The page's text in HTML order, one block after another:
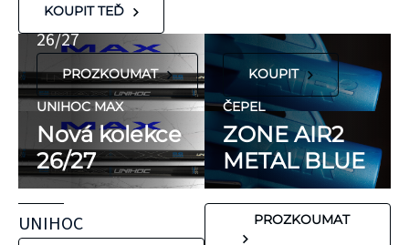
KOUPIT TEĎ
Nová kolekce
26/27
PROZKOUMAT
UNIHOC MAX
Nová kolekce
26/27
UNIHOC
KOUPIT
ČEPEL
ZONE AIR2
METAL BLUE
PROZKOUMAT
FLORBALOVÉ HOLE
UNIHOC
CARBSKIN
SE SLEVOU
hypoalergenní,
neobsahují latex
ani přírodní
kaučuk. Obsahují
minimum
potenciálně
nežádoucích látek,
které mohou
vyvolat alergické